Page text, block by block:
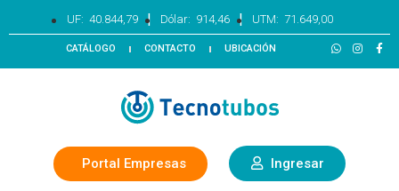
UF: 40.844,79 | Dólar: 914,46 | UTM: 71.649,00
CATÁLOGO CONTACTO UBICACIÓN
Portal Empresas Ingresar